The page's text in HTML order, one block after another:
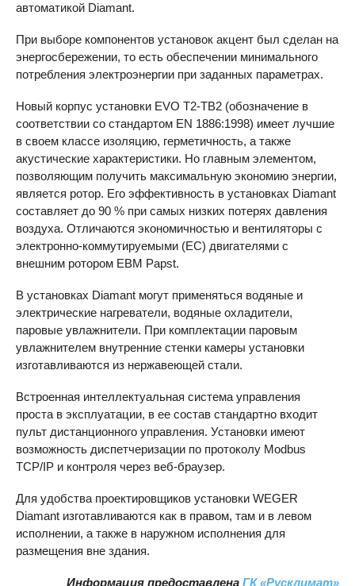
автоматикой Diamant.
При выборе компонентов установок акцент был сделан на
энергосбережении, то есть обеспечении минимального
потребления электроэнергии при заданных параметрах.
Новый корпус установки EVO T2-TB2 (обозначение в
соответствии со стандартом EN 1886:1998) имеет лучшие
в своем классе изоляцию, герметичность, а также
акустические характеристики. Но главным элементом,
позволяющим получить максимальную экономию энергии,
является ротор. Его эффективность в установках Diamant
составляет до 90 % при самых низких потерях давления
воздуха. Отличаются экономичностью и вентиляторы с
электронно-коммутируемыми (EC) двигателями с
внешним ротором EBM Papst.
В установках Diamant могут применяться водяные и
электрические нагреватели, водяные охладители,
паровые увлажнители. При комплектации паровым
увлажнителем внутренние стенки камеры установки
изготавливаются из нержавеющей стали.
Встроенная интеллектуальная система управления
проста в эксплуатации, в ее состав стандартно входит
пульт дистанционного управления. Установки имеют
возможность диспетчеризации по протоколу Modbus
TCP/IP и контроля через веб-браузер.
Для удобства проектировщиков установки WEGER
Diamant изготавливаются как в правом, там и в левом
исполнении, а также в наружном исполнения для
размещения вне здания.
Информация предоставлена ГК «Русклимат»